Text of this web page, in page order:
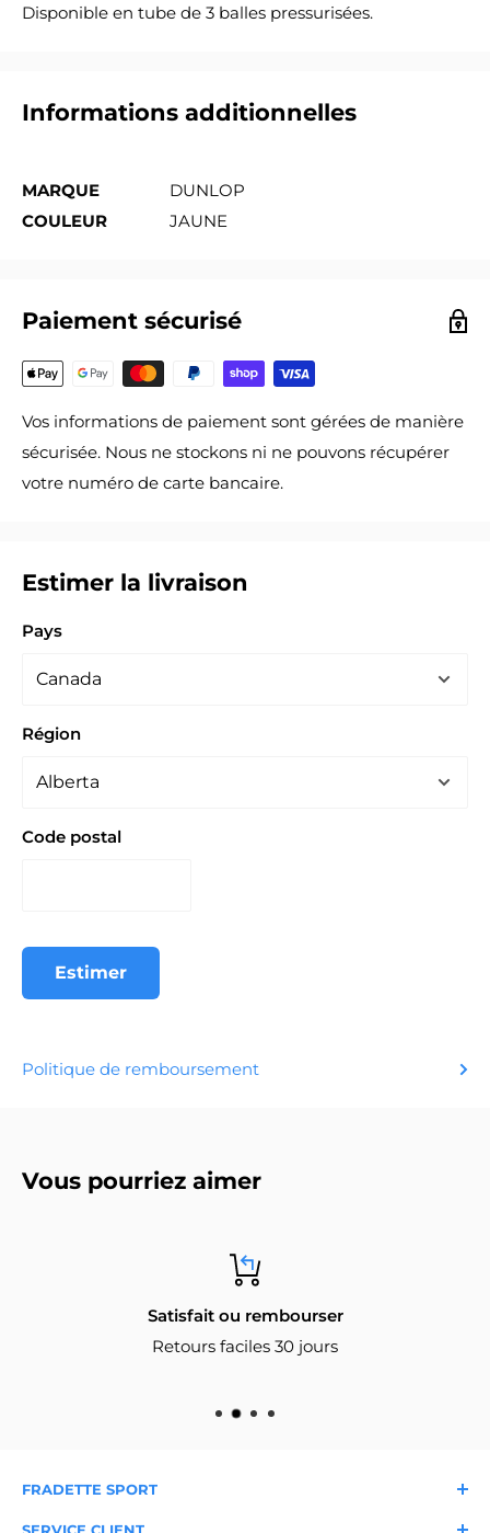
Disponible en tube de 3 balles pressurisées.
Informations additionnelles
MARQUE
DUNLOP
COULEUR
JAUNE
Paiement sécurisé
Vos informations de paiement sont gérées de manière
sécurisée. Nous ne stockons ni ne pouvons récupérer
votre numéro de carte bancaire.
Estimer la livraison
Pays
Région
Code postal
Estimer
Politique de remboursement
Vous pourriez aimer
Satisfait ou rembourser
Retours faciles 30 jours
FRADETTE SPORT
SERVICE CLIENT